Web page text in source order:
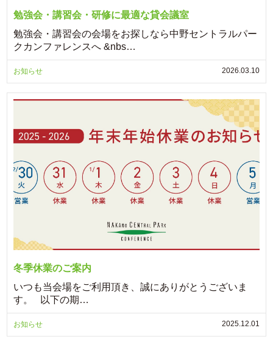
勉強会・講習会・研修に最適な貸会議室
勉強会・講習会の会場をお探しなら中野セントラルパー
クカンファレンスへ &nbs…
お知らせ 2026.03.10
冬季休業のご案内
いつも当会場をご利用頂き、誠にありがとうございま
す。 以下の期…
お知らせ 2025.12.01